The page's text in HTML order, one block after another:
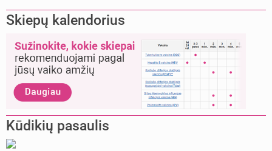
Skiepų kalendorius
Kūdikių pasaulis